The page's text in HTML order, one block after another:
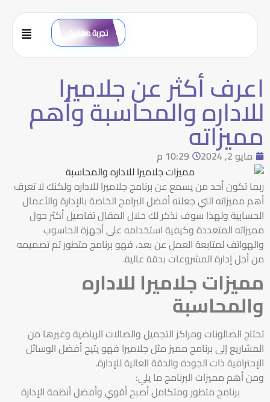
تجربة مجانية
اعرف أكثر عن جلاميرا
للاداره والمحاسبة وأهم
مميزاته
مايو 2, 2024
10:29 م
ربما تكون أحد من يسمع عن برنامججلاميرا للادارهولكنك لا تعرف
أهم مميزاته التي جعلته أفضل البرامج الخاصة بالإدارة والأعمال
الحسابية ولهذا سوف نذكر لك خلال المقال تفاصيل أكثر حول
مميزاته المتعددة وكيفية استخدامه على أجهزة الحاسوب
والهواتف لمتابعة العمل عن بعد، فهو برنامج متطور تم تصميمه
من أجل إدارة المشروعات بدقة عالية.
مميزات جلاميرا للاداره
والمحاسبة
تحتاج الصالونات ومراكز التجميل والصالات الرياضية وغيرها من
المشاريع إلى برنامج مميز مثل جلاميرا فهو يتيح أفضل الوسائل
الإحترافية ذات الجودة والدقة العالية للإدارة.
ومن أهم مميزات البرنامج ما يلي:
برنامج متطور ومتكامل أصبح أقوي وأفضل أنظمة الإدارة